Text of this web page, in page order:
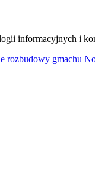
informacyjnych i
rozbudowy gmachu